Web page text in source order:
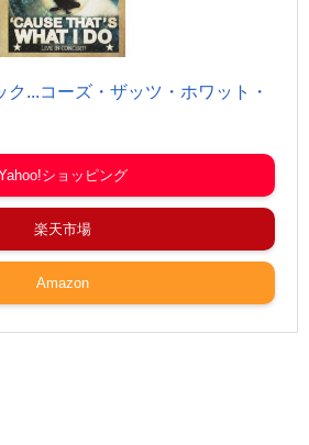
...コーズ・ザッツ・ホワット・
ショッピング
楽天市場
Amazon